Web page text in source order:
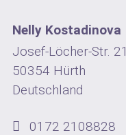
Nelly Kostadinova
Josef-Löcher-Str. 21
50354 Hürth
Deutschland
0172 2108828